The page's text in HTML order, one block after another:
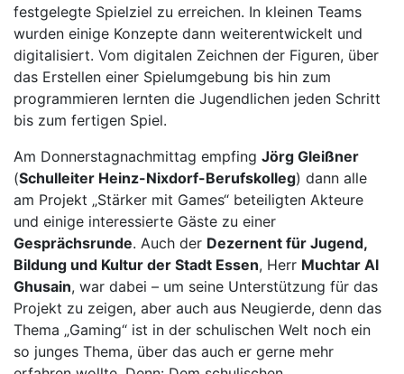
festgelegte Spielziel zu erreichen. In kleinen Teams
wurden einige Konzepte dann weiterentwickelt und
digitalisiert. Vom digitalen Zeichnen der Figuren, über
das Erstellen einer Spielumgebung bis hin zum
programmieren lernten die Jugendlichen jeden Schritt
bis zum fertigen Spiel.
Am Donnerstagnachmittag empfing Jörg Gleißner
(Schulleiter Heinz-Nixdorf-Berufskolleg) dann alle
am Projekt „Stärker mit Games“ beteiligten Akteure
und einige interessierte Gäste zu einer
Gesprächsrunde. Auch der Dezernent für Jugend,
Bildung und Kultur der Stadt Essen, Herr Muchtar Al
Ghusain, war dabei – um seine Unterstützung für das
Projekt zu zeigen, aber auch aus Neugierde, denn das
Thema „Gaming“ ist in der schulischen Welt noch ein
so junges Thema, über das auch er gerne mehr